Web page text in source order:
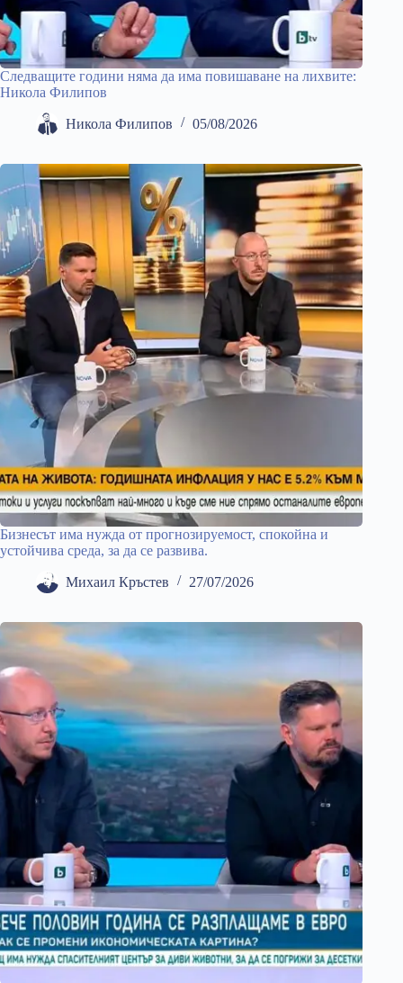
Следващите години няма да има повишаване на лихвите:
Никола Филипов
Никола Филипов 05/08/2026
Бизнесът има нужда от прогнозируемост, спокойна и
устойчива среда, за да се развива.
Михаил Кръстев 27/07/2026